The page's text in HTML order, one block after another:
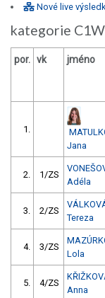
Nové live
kategorie C1W
por. vk jméno
1.
Jana
2. 1/ZS
Adéla
3. 2/ZS
Tereza
4. 3/ZS
Lola
5. 4/ZS
Anna